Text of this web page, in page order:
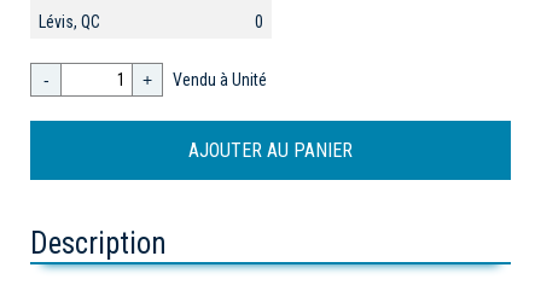
Lévis, QC
0
- + Vendu à Unité
Description